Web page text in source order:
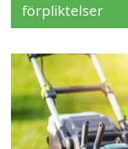
förpliktelser